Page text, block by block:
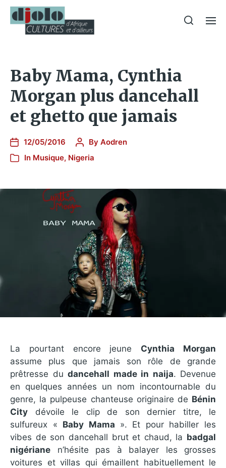
Baby Mama, Cynthia
Morgan plus dancehall
et ghetto que jamais
12/05/2016 By Aodren
In Musique, Nigeria
La pourtant encore jeune Cynthia Morgan
assume plus que jamais son rôle de grande
prêtresse du dancehall made in naija. Devenue
en quelques années un nom incontournable du
genre, la pulpeuse chanteuse originaire de Bénin
City dévoile le clip de son dernier titre, le
sulfureux « Baby Mama ». Et pour habiller les
vibes de son dancehall brut et chaud, la badgal
nigériane n’hésite pas à balayer les grosses
voitures et villas qui émaillent habituellement le